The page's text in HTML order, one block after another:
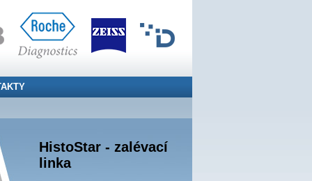
HistoStar - zalévací
linka